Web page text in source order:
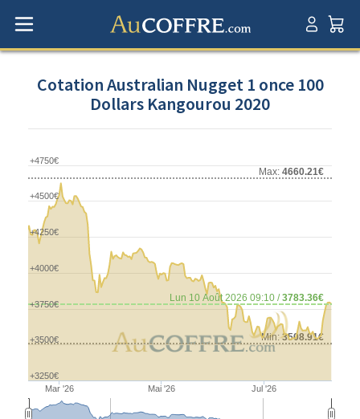
Cotation Australian Nugget 1 once 100
Dollars Kangourou 2020
Min:3508.91€
Max: 4660.21€
Lun 10 Août 2026 09:10 /3783.36€
Mar '26 Mai '26 Jul '26
+3250€
+3500€
+3750€
+4000€
+4250€
+4500€
+4750€